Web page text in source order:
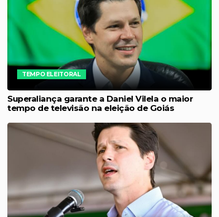
TEMPO ELEITORAL
Superaliança garante a Daniel Vilela o maior
tempo de televisão na eleição de Goiás